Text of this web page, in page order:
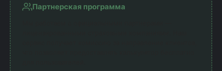
Партнерская программа